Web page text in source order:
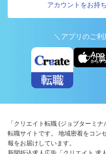
アカウントをお持
＼アプリのご
アプリ
「クリエイト転職 (ジョブターミ
転職サイトです。 地域密着をコン
報をお届けしています。